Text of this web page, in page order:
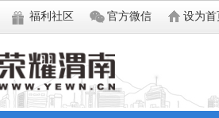
福利社区 官方微信 设为首